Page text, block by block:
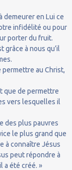
demeurer en Lui ce
infidélité ou pour
porter du fruit.
grâce à nous qu’il
permettre au Christ,
que de permettre
vers lesquelles il
des plus pauvres
le plus grand que
à connaître Jésus
peut répondre à
a été créé. »